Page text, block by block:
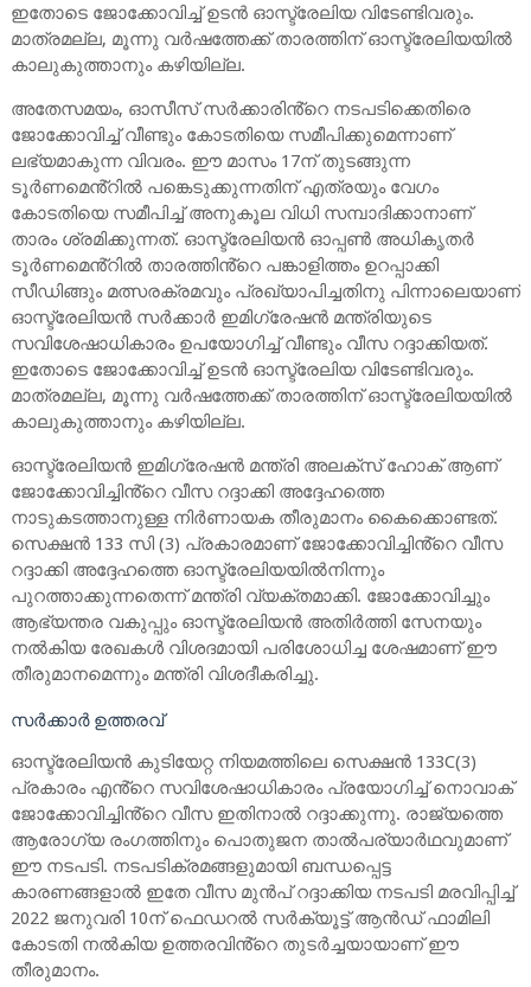
ഇതോടെ ജോക്കോവിച്ച് ഉടൻ ഓസ്ട്രേലിയ വിടേണ്ടിവരും.
മാത്രമല്ല, മൂന്നു വർഷത്തേക്ക് താരത്തിന് ഓസ്ട്രേലിയയിൽ
കാലുകുത്താനും കഴിയില്ല.
അതേസമയം, ഓസീസ് സർക്കാരിൻ്റെ നടപടിക്കെതിരെ
ജോക്കോവിച്ച് വീണ്ടും കോടതിയെ സമീപിക്കുമെന്നാണ്
ലഭ്യമാകുന്ന വിവരം. ഈ മാസം 17ന് തുടങ്ങുന്ന
ടൂർണമെൻ്റിൽ പങ്കെടുക്കുന്നതിന് എത്രയും വേഗം
കോടതിയെ സമീപിച്ച് അനുകൂല വിധി സമ്പാദിക്കാനാണ്
താരം ശ്രമിക്കുന്നത്. ഓസ്ട്രേലിയൻ ഓപ്പൺ അധികൃതർ
ടൂർണമെൻ്റിൽ താരത്തിൻ്റെ പങ്കാളിത്തം ഉറപ്പാക്കി
സീഡിങ്ങും മത്സരക്രമവും പ്രഖ്യാപിച്ചതിനു പിന്നാലെയാണ്
ഓസ്ട്രേലിയൻ സർക്കാർ ഇമിഗ്രേഷൻ മന്ത്രിയുടെ
സവിശേഷാധികാരം ഉപയോഗിച്ച് വീണ്ടും വീസ റദ്ദാക്കിയത്.
ഇതോടെ ജോക്കോവിച്ച് ഉടൻ ഓസ്ട്രേലിയ വിടേണ്ടിവരും.
മാത്രമല്ല, മൂന്നു വർഷത്തേക്ക് താരത്തിന് ഓസ്ട്രേലിയയിൽ
കാലുകുത്താനും കഴിയില്ല.
ഓസ്ട്രേലിയൻ ഇമിഗ്രേഷൻ മന്ത്രി അലക്സ് ഹോക് ആണ്
ജോക്കോവിച്ചിൻ്റെ വീസ റദ്ദാക്കി അദ്ദേഹത്തെ
നാടുകടത്താനുള്ള നിർണായക തീരുമാനം കൈക്കൊണ്ടത്.
സെക്ഷൻ 133 സി (3) പ്രകാരമാണ് ജോക്കോവിച്ചിൻ്റെ വീസ
റദ്ദാക്കി അദ്ദേഹത്തെ ഓസ്ട്രേലിയയിൽനിന്നും
പുറത്താക്കുന്നതെന്ന് മന്ത്രി വ്യക്തമാക്കി. ജോക്കോവിച്ചും
ആഭ്യന്തര വകുപ്പും ഓസ്ട്രേലിയൻ അതിർത്തി സേനയും
നൽകിയ രേഖകൾ വിശദമായി പരിശോധിച്ച ശേഷമാണ് ഈ
തീരുമാനമെന്നും മന്ത്രി വിശദീകരിച്ചു.
സർക്കാർ ഉത്തരവ്
ഓസ്ട്രേലിയൻ കുടിയേറ്റ നിയമത്തിലെ സെക്ഷൻ 133C(3)
പ്രകാരം എൻ്റെ സവിശേഷാധികാരം പ്രയോഗിച്ച് നൊവാക്
ജോക്കോവിച്ചിൻ്റെ വീസ ഇതിനാൽ റദ്ദാക്കുന്നു. രാജ്യത്തെ
ആരോഗ്യ രംഗത്തിനും പൊതുജന താൽപര്യാർഥവുമാണ്
ഈ നടപടി. നടപടിക്രമങ്ങളുമായി ബന്ധപ്പെട്ട
കാരണങ്ങളാൽ ഇതേ വീസ മുൻപ് റദ്ദാക്കിയ നടപടി മരവിപ്പിച്ച്
2022 ജനുവരി 10ന് ഫെഡറൽ സർക്യൂട്ട് ആൻഡ് ഫാമിലി
കോടതി നൽകിയ ഉത്തരവിൻ്റെ തുടർച്ചയായാണ് ഈ
തീരുമാനം.